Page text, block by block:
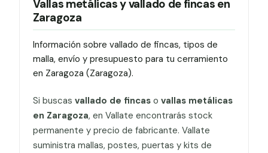
Vallas metálicas y vallado de fincas en
Zaragoza
Información sobre vallado de fincas, tipos de
malla, envío y presupuesto para tu cerramiento
en Zaragoza (Zaragoza).
Si buscas vallado de fincaso vallas metálicas
en Zaragoza, en Vallate encontrarás stock
permanente y precio de fabricante. Vallate
suministra mallas, postes, puertas y kits de